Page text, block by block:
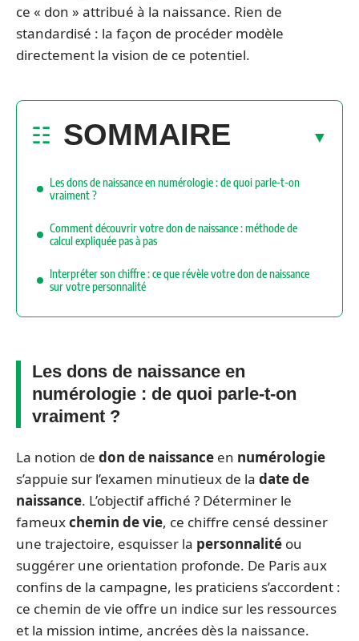
ce « don » attribué à la naissance. Rien de
standardisé : la façon de procéder modèle
directement la vision de ce potentiel.
SOMMAIRE
Les dons de naissance en numérologie : de quoi parle-t-on
vraiment ?
Comment découvrir votre don de naissance : méthode de
calcul expliquée pas à pas
Interpréter son chiffre : ce que révèle votre don de naissance
sur votre personnalité
Les dons de naissance en
numérologie : de quoi parle-t-on
vraiment ?
La notion de don de naissance en numérologie
s’appuie sur l’examen minutieux de la date de
naissance. L’objectif affiché ? Déterminer le
fameuxchemin de vie, ce chiffre censé dessiner
une trajectoire, esquisser la personnalité ou
suggérer une orientation profonde. De Paris aux
confins de la campagne, les praticiens s’accordent :
ce chemin de vie offre un indice sur les ressources
et la mission intime, ancrées dès la naissance.